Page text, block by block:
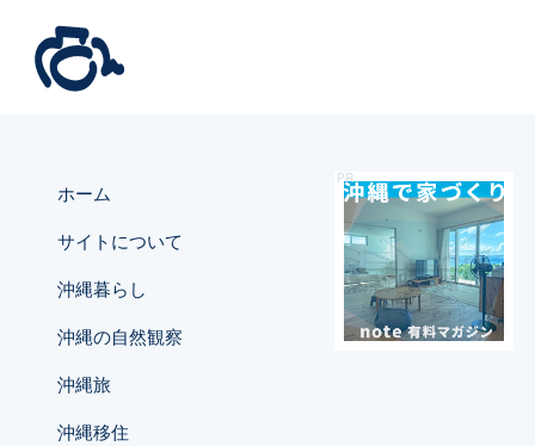
ホーム
サイトについて
沖縄暮らし
沖縄の自然観察
沖縄旅
沖縄移住